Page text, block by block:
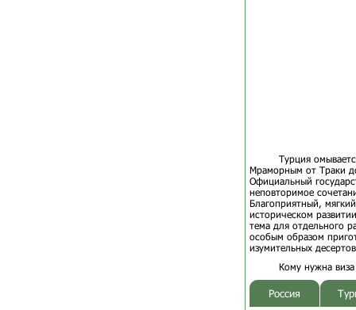
Турция
Мраморным от Траки
Официальный
неповторимое
Благоприятный,
историческом
тема для отдельного
особым образом
изумительных
Кому нужна
Россия